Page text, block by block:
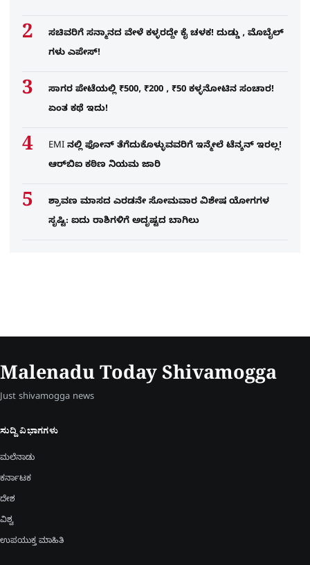
ಸಚಿವರಿಗೆ ಸನ್ಮಾನದ ವೇಳೆ ಕಳ್ಳರದ್ದೇ ಕೈ ಚಳಕ! ದುಡ್ಡು , ಮೊಬೈಲ್​
ಗಳು ಎಪೇಸ್!
ಸಾಗರ ಪೇಟೆಯಲ್ಲಿ ₹500, ₹200 , ₹50 ಕಳ್ಳನೋಟಿನ ಸಂಚಾರ!
ಏಂತ ಕಥೆ ಇದು!
EMI ನಲ್ಲಿ ಫೋನ್​ ತೆಗೆದುಕೊಳ್ಳುವವರಿಗೆ ಇನ್ಮೇಲೆ ಟೆನ್ಶನ್​ ಇರಲ್ಲ!
ಆರ್‌ಬಿಐ ಕಠಿಣ ನಿಯಮ ಜಾರಿ
ಶ್ರಾವಣ ಮಾಸದ ಎರಡನೇ ಸೋಮವಾರ ವಿಶೇಷ ಯೋಗಗಳ
ಸೃಷ್ಟಿ: ಐದು ರಾಶಿಗಳಿಗೆ ಅದೃಷ್ಟದ ಬಾಗಿಲು
Malenadu Today Shivamogga
Just shivamogga news
ಸುದ್ದಿ ವಿಭಾಗಗಳು
ಮಲೆನಾಡು
ಕರ್ನಾಟಕ
ದೇಶ
ವಿಶ್ವ
ಉಪಯುಕ್ತ ಮಾಹಿತಿ